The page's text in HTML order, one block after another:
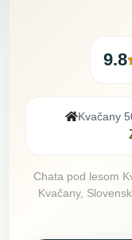
9.8
Kvačany
Chata pod lesom
Kvačany,